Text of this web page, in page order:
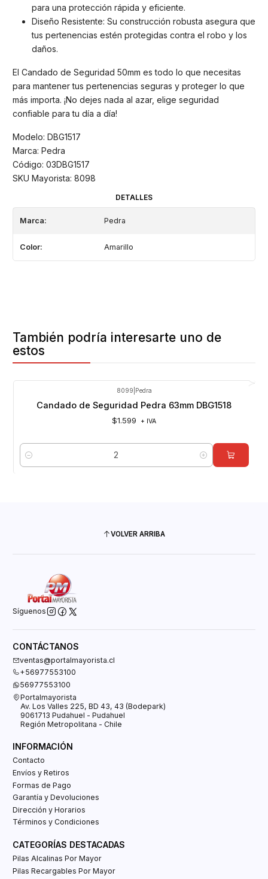
para una protección rápida y eficiente.
Diseño Resistente: Su construcción robusta asegura que
tus pertenencias estén protegidas contra el robo y los
daños.
El Candado de Seguridad 50mm es todo lo que necesitas
para mantener tus pertenencias seguras y proteger lo que
más importa. ¡No dejes nada al azar, elige seguridad
confiable para tu día a día!
Modelo: DBG1517
Marca: Pedra
Código: 03DBG1517
SKU Mayorista: 8098
DETALLES
Marca: Pedra
Color: Amarillo
También podría interesarte uno de
estos
8099 Pedra
Candado de Seguridad Pedra 63mm DBG1518
$1.599 + IVA
Cantidad
VOLVER ARRIBA
Síguenos
CONTÁCTANOS
ventas@portalmayorista.cl
+56977553100
56977553100
Portalmayorista
Av. Los Valles 225, BD 43, 43 (Bodepark)
9061713 Pudahuel - Pudahuel
Región Metropolitana - Chile
INFORMACIÓN
Contacto
Envíos y Retiros
Formas de Pago
Garantía y Devoluciones
Dirección y Horarios
Términos y Condiciones
CATEGORÍAS DESTACADAS
Pilas Alcalinas Por Mayor
Pilas Recargables Por Mayor